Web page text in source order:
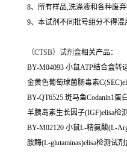
8、所有样品,洗涤液和各种废
9、本试剂不同批号组分不得混
（CTSB）试剂盒相关产品：
BY-M04093 小鼠ATP结合盒转
金黄色葡萄球菌肠毒素
BY-QT6525 斑马鱼Codanin1蛋
羊胰岛素生长因子(IGF)elisa检
BY-M02120 小鼠L-精氨酸(L-
胺酶(L-glutaminas)elisa检测试剂